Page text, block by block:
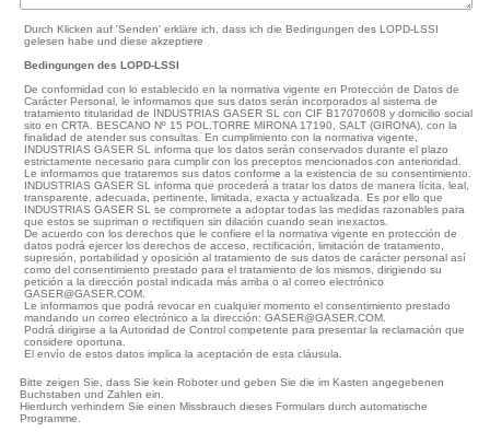
Durch Klicken auf 'Senden' erkläre ich, dass ich die Bedingungen des LOPD-LSSI
gelesen habe und diese akzeptiere
Bedingungen des LOPD-LSSI
De conformidad con lo establecido en la normativa vigente en Protección de Datos de
Carácter Personal, le informamos que sus datos serán incorporados al sistema de
tratamiento titularidad de INDUSTRIAS GASER SL con CIF B17070608 y domicilio social
sito en CRTA. BESCANO Nº 15 POL.TORRE MIRONA 17190, SALT (GIRONA), con la
finalidad de atender sus consultas. En cumplimiento con la normativa vigente,
INDUSTRIAS GASER SL informa que los datos serán conservados durante el plazo
estrictamente necesario para cumplir con los preceptos mencionados con anterioridad.
Le informamos que trataremos sus datos conforme a la existencia de su consentimiento.
INDUSTRIAS GASER SL informa que procederá a tratar los datos de manera lícita, leal,
transparente, adecuada, pertinente, limitada, exacta y actualizada. Es por ello que
INDUSTRIAS GASER SL se compromete a adoptar todas las medidas razonables para
que estos se supriman o rectifiquen sin dilación cuando sean inexactos.
De acuerdo con los derechos que le confiere el la normativa vigente en protección de
datos podrá ejercer los derechos de acceso, rectificación, limitación de tratamiento,
supresión, portabilidad y oposición al tratamiento de sus datos de carácter personal así
como del consentimiento prestado para el tratamiento de los mismos, dirigiendo su
petición a la dirección postal indicada más arriba o al correo electrónico
GASER@GASER.COM.
Le informamos que podrá revocar en cualquier momento el consentimiento prestado
mandando un correo electrónico a la dirección: GASER@GASER.COM.
Podrá dirigirse a la Autoridad de Control competente para presentar la reclamación que
considere oportuna.
El envío de estos datos implica la aceptación de esta cláusula.
Bitte zeigen Sie, dass Sie kein Roboter und geben Sie die im Kasten angegebenen
Buchstaben und Zahlen ein.
Hierdurch verhindern Sie einen Missbrauch dieses Formulars durch automatische
Programme.